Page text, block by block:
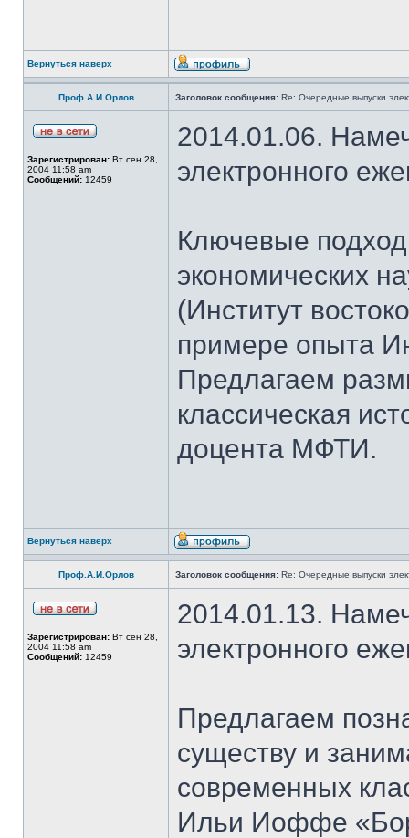
Вернуться наверх
Проф.А.И.Орлов Заголовок сообщения: Re: Очередные выпуски
Зарегистрирован: Вт сен 28,
2004 11:58 am
Сообщений: 12459
2014.01.06.
электронного
Ключевые
экономических
(Институт
примере опыта
Предлагаем
классическая
доцента МФТИ.
Вернуться наверх
Проф.А.И.Орлов Заголовок сообщения: Re: Очередные выпуски
Зарегистрирован: Вт сен 28,
2004 11:58 am
Сообщений: 12459
2014.01.13.
электронного
Предлагаем
существу и
современных
Ильи Иоффе